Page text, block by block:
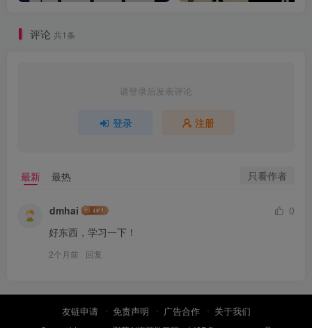
评论 共1条
请登录后发表评论
登录 注册
最新 最热 只看作者
dmhai
0
好东西，学习一下！
2个月前 回复
友链申请 免责声明 广告合作 关于我们